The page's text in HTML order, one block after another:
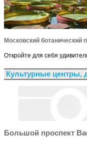
Московский ботанический
Откройте для себя
Культурные центры,
Большой проспект